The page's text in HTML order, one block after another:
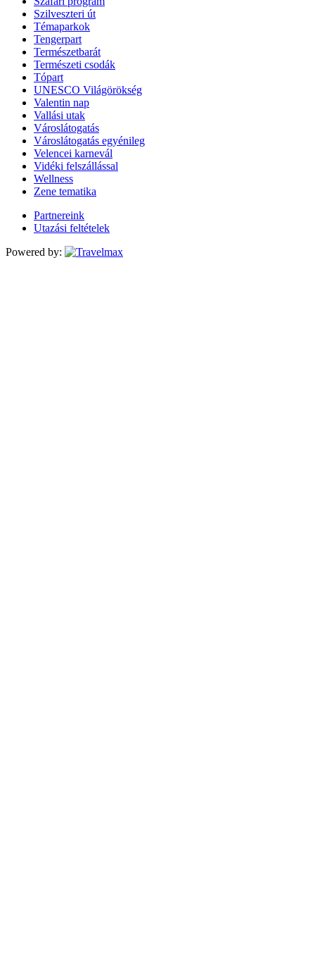
Szilveszteri út
Témaparkok
Tengerpart
Természetbarát
Természeti csodák
Tópart
UNESCO Világörökség
Valentin nap
Vallási utak
Városlátogatás
Városlátogatás egyénileg
Velencei karnevál
Vidéki felszállással
Wellness
Zene tematika
Partnereink
Utazási feltételek
Powered by: